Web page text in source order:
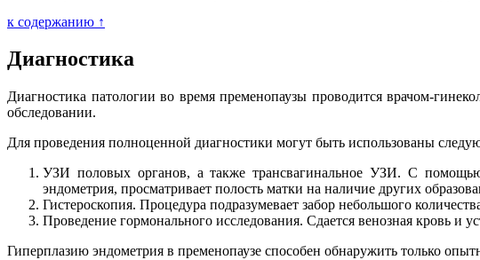
к содержанию ↑
Диагностика
Диагностика патологии во время пременопаузы проводится врачом-
обследовании.
Для проведения полноценной диагностики могут быть использованы
УЗИ половых органов, а также трансвагинальное УЗИ. С помощью
эндометрия, просматривает полость матки на наличие других
Гистероскопия. Процедура подразумевает забор небольшого
Проведение гормонального исследования. Сдается венозная кровь и
Гиперплазию эндометрия в пременопаузе способен обнаружить только